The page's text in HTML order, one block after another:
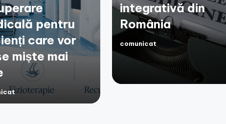
pentru
care vor
miște mai
integrativă din
România
Posted
by
comunicat